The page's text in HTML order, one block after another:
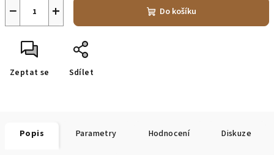
+
− Do košíku
Zeptat se Sdílet
Popis Parametry Hodnocení Diskuze